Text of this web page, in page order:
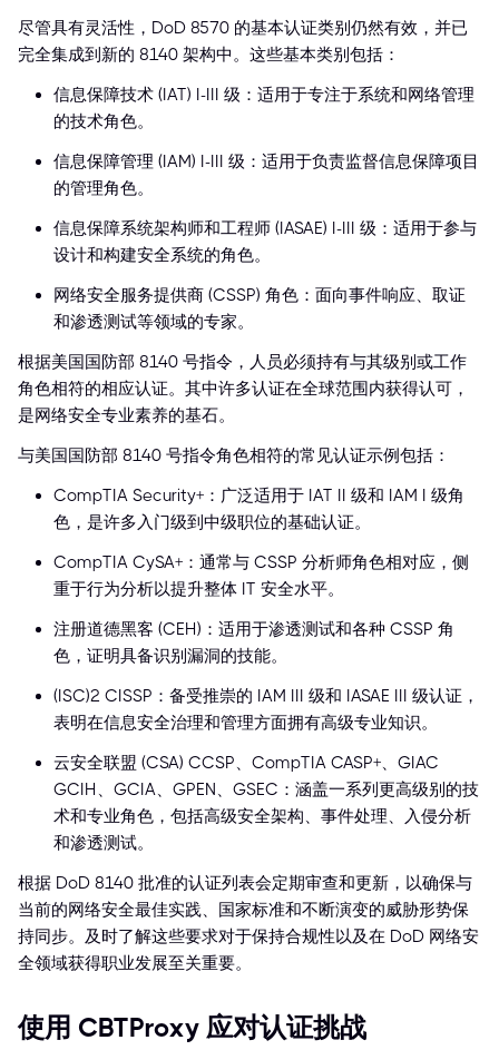
尽管具有灵活性，DoD 8570 的基本认证类别仍然有效，并已
完全集成到新的 8140 架构中。这些基本类别包括：
信息保障技术 (IAT) I-III 级：适用于专注于系统和网络管理
的技术角色。
信息保障管理 (IAM) I-III 级：适用于负责监督信息保障项目
的管理角色。
信息保障系统架构师和工程师 (IASAE) I-III 级：适用于参与
设计和构建安全系统的角色。
网络安全服务提供商 (CSSP) 角色：面向事件响应、取证
和渗透测试等领域的专家。
根据美国国防部 8140 号指令，人员必须持有与其级别或工作
角色相符的相应认证。其中许多认证在全球范围内获得认可，
是网络安全专业素养的基石。
与美国国防部 8140 号指令角色相符的常见认证示例包括：
CompTIA Security+：广泛适用于 IAT II 级和 IAM I 级角
色，是许多入门级到中级职位的基础认证。
CompTIA CySA+：通常与 CSSP 分析师角色相对应，侧
重于行为分析以提升整体 IT 安全水平。
注册道德黑客 (CEH)：适用于渗透测试和各种 CSSP 角
色，证明具备识别漏洞的技能。
(ISC)² CISSP：备受推崇的 IAM III 级和 IASAE III 级认证，
表明在信息安全治理和管理方面拥有高级专业知识。
云安全联盟 (CSA) CCSP、CompTIA CASP+、GIAC
GCIH、GCIA、GPEN、GSEC：涵盖一系列更高级别的技
术和专业角色，包括高级安全架构、事件处理、入侵分析
和渗透测试。
根据 DoD 8140 批准的认证列表会定期审查和更新，以确保与
当前的网络安全最佳实践、国家标准和不断演变的威胁形势保
持同步。及时了解这些要求对于保持合规性以及在 DoD 网络安
全领域获得职业发展至关重要。
使用 CBTProxy 应对认证挑战